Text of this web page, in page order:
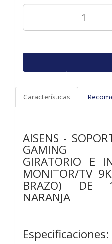
Características
AISENS -
GAMING
GIRATORIO E
MONITOR/TV
BRAZO) DE
NARANJA
Especificaciones: